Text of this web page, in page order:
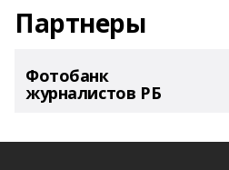
Партнеры
Фотобанк
журналистов РБ